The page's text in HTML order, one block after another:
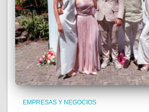
EMPRESAS Y NEGOCIOS